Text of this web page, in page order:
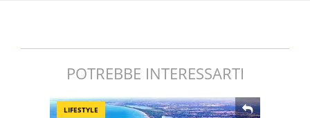
POTREBBE INTERESSARTI
LIFESTYLE